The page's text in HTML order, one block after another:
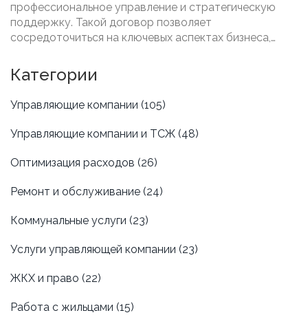
профессиональное управление и стратегическую
поддержку. Такой договор позволяет
сосредоточиться на ключевых аспектах бизнеса,
рассматриваются различные аспекты, которые
делают сотрудничество с управляющей компанией
выгодным, от экспертного подхода до онлайн-
продаж. Читайте, чтобы узнать, как это помогает
увеличить эффективность бизнеса.
Категории
Управляющие компании (105)
Управляющие компании и ТСЖ (48)
Оптимизация расходов (26)
Ремонт и обслуживание (24)
Коммунальные услуги (23)
Услуги управляющей компании (23)
ЖКХ и право (22)
Работа с жильцами (15)